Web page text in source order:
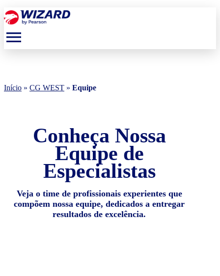
menu
Início » CG WEST » Equipe
Conheça Nossa
Equipe de
Especialistas
Veja o time de profissionais experientes que
compõem nossa equipe, dedicados a entregar
resultados de excelência.